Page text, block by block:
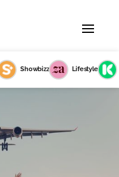
Showbizz Lifestyle